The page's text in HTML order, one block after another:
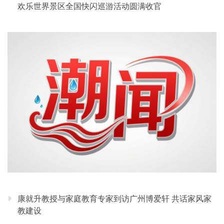
欢乐世界景区全国快闪巡游活动圆满收官
康就升教授与家庭教育专家到访广州博爱轩 共话家风家
教建设